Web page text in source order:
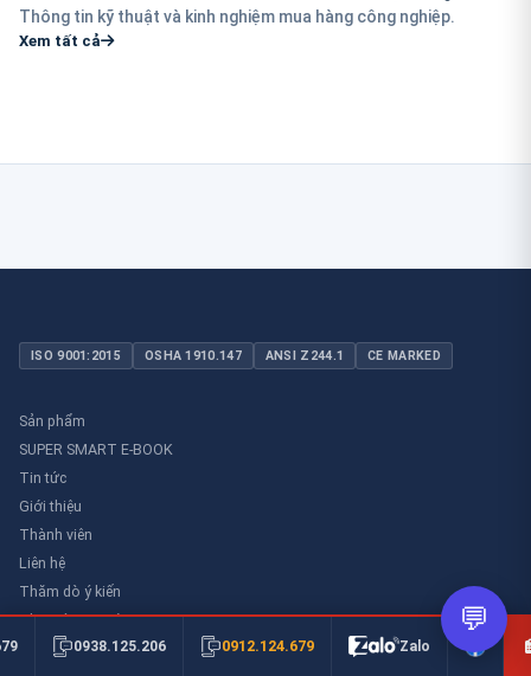
Thông tin kỹ thuật và kinh nghiệm mua hàng công nghiệp.
Xem tất cả
ISO 9001:2015 OSHA 1910.147 ANSI Z244.1 CE MARKED
Sản phẩm
SUPER SMART E-BOOK
Tin tức
Giới thiệu
Thành viên
Liên hệ
Thăm dò ý kiến
Thư viên an toàn
0938.125.206 0912.124.679 Zalo
💬